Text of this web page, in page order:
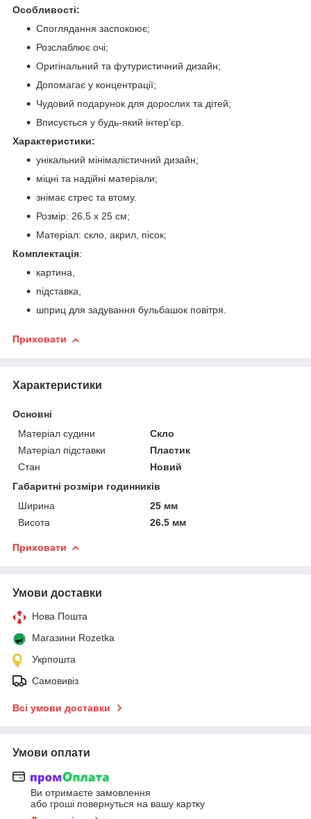
Особливості:
Споглядання заспокоює;
Розслаблює очі;
Оригінальний та футуристичний дизайн;
Допомагає у концентрації;
Чудовий подарунок для дорослих та дітей;
Вписується у будь-який інтер'єр.
Характеристики:
унікальний мінімалістичний дизайн;
міцні та надійні матеріали;
знімає стрес та втому.
Розмір: 26.5 х 25 см;
Матеріал: скло, акрил, пісок;
Комплектація:
картина,
підставка,
шприц для задування бульбашок повітря.
Приховати
Характеристики
Основні
Матеріал судини
Скло
Матеріал підставки
Пластик
Стан
Новий
Габаритні розміри годинників
Ширина
25 мм
Висота
26.5 мм
Приховати
Умови доставки
Нова Пошта
Магазини Rozetka
Укрпошта
Самовивіз
Всі умови доставки
Умови оплати
Ви отримаєте замовлення
або гроші повернуться на вашу картку